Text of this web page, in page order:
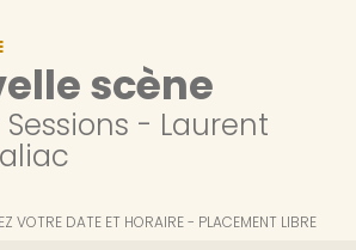
scène
- Laurent
VOTRE DATE ET HORAIRE PLACEMENT LIBRE